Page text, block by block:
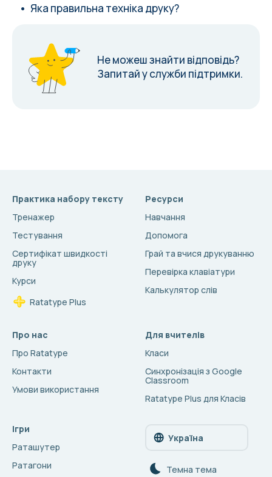
Яка правильна техніка друку?
Не можеш знайти відповідь?
Запитай у служби підтримки.
Практика набору тексту
Тренажер
Тестування
Сертифікат швидкості
друку
Курси
Ratatype Plus
Ресурси
Навчання
Допомога
Грай та вчися друкуванню
Перевірка клавіатури
Калькулятор слів
Про нас
Про Ratatype
Контакти
Умови використання
Для вчителів
Класи
Синхронізація з Google
Classroom
Ratatype Plus для Класів
Ігри
Раташутер
Ратагони
Україна
Темна тема